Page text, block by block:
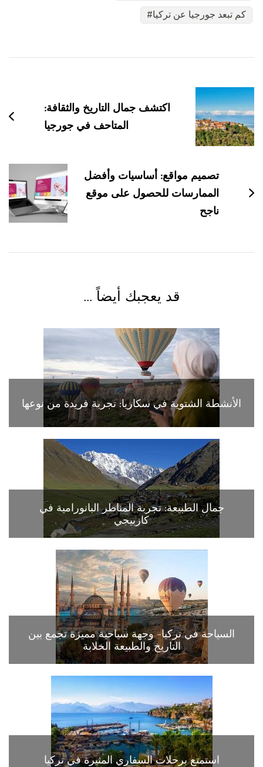
كم تبعد جورجيا عن تركيا
بين
التدوينات
اكتشف جمال التاريخ والثقافة:
المتاحف في جورجيا
تصميم مواقع: أساسيات وأفضل
الممارسات للحصول على موقع
ناجح
قد يعجبك أيضاً ...
الأنشطة الشتوية في سكاريا: تجربة فريدة من نوعها
جمال الطبيعة: تجربة المناظر البانورامية في
كازبيجي
السياحة في تركيا- وجهة سياحية مميزة تجمع بين
التاريخ والطبيعة الخلابة
استمتع برحلات السفاري المثيرة في تركيا